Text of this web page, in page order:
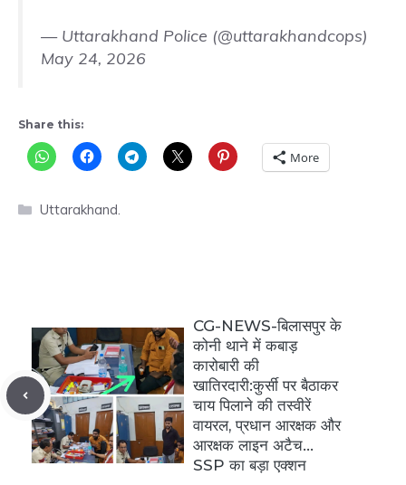
— Uttarakhand Police (@uttarakhandcops)
May 24, 2026
Share this:
More
Categories
Uttarakhand.
CG-NEWS-बिलासपुर के
कोनी थाने में कबाड़
कारोबारी की
खातिरदारी:कुर्सी पर बैठाकर
चाय पिलाने की तस्वीरें
वायरल, प्रधान आरक्षक और
आरक्षक लाइन अटैच…
SSP का बड़ा एक्शन